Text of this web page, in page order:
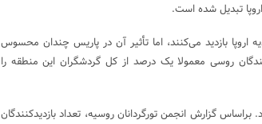
تبدیل شده است.
اروپا بازدید می‌کنند، اما تأثیر آن در پاریس چندان محسوس
روسی معمولا یک درصد از کل گردشگران این منطقه را
گزارش انجمن تورگردانان روسیه، تعداد بازدیدکنندگان